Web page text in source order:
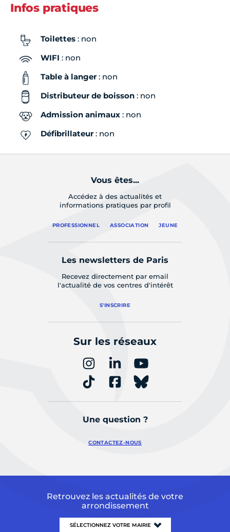
Infos pratiques
Toilettes : non
WIFI : non
Table à langer: non
Distributeur de boisson : non
Admission animaux : non
Défibrillateur: non
Vous êtes...
Accédez à des actualités et
informations pratiques par profil
PROFESSIONNEL ASSOCIATION JEUNE
Les newsletters de Paris
Recevez directement par email
l'actualité de vos centres d'intérêt
S'INSCRIRE
Sur les réseaux
Une question ?
CONTACTEZ-NOUS
Retrouvez les actualités de votre
arrondissement